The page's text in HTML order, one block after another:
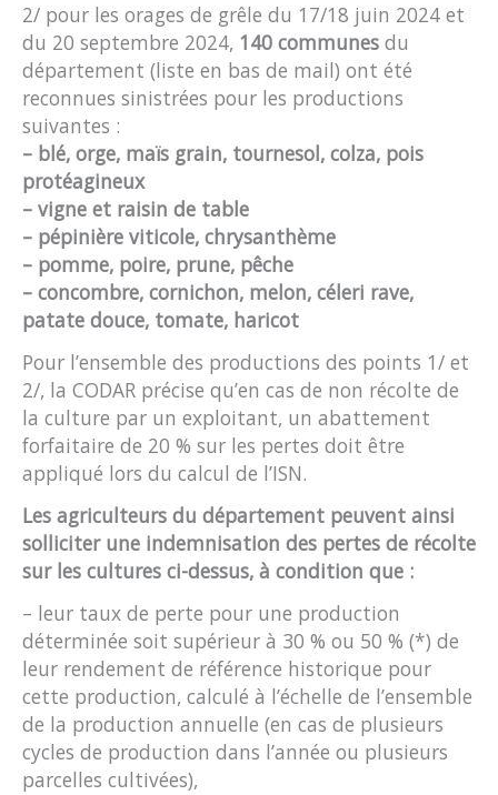
2/ pour les orages de grêle du 17/18 juin 2024 et
du 20 septembre 2024, 140 communes du
département (liste en bas de mail) ont été
reconnues sinistrées pour les productions
suivantes :
– blé, orge, maïs grain, tournesol, colza, pois
protéagineux
– vigne et raisin de table
– pépinière viticole, chrysanthème
– pomme, poire, prune, pêche
– concombre, cornichon, melon, céleri rave,
patate douce, tomate, haricot
Pour l’ensemble des productions des points 1/ et
2/, la CODAR précise qu’en cas de non récolte de
la culture par un exploitant, un abattement
forfaitaire de 20 % sur les pertes doit être
appliqué lors du calcul de l’ISN.
Les agriculteurs du département peuvent ainsi
solliciter une indemnisation des pertes de récolte
sur les cultures ci-dessus, à condition que :
– leur taux de perte pour une production
déterminée soit supérieur à 30 % ou 50 % (*) de
leur rendement de référence historique pour
cette production, calculé à l’échelle de l’ensemble
de la production annuelle (en cas de plusieurs
cycles de production dans l’année ou plusieurs
parcelles cultivées),